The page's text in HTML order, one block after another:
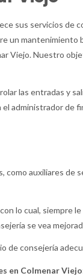
sus servicios de
un
Viejo. Nuestro
las entradas y
administrador
auxiliares
lo cual,
se vea
consejería
en Colmenar Viejo